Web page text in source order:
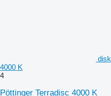
4000 K
4
Pöttinger Terradisc 4000 K